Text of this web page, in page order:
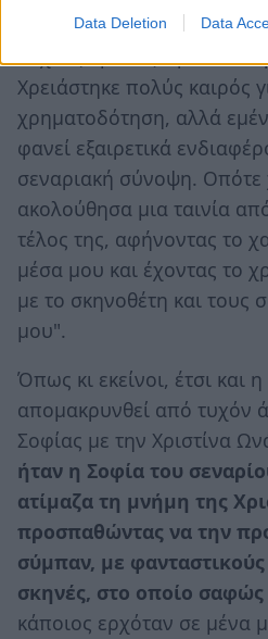
Data Deletion Data
"Μιλήσαμε πρώτη φορά γι’
Άνχελ (Χιμένεθ) πριν
Χρειάστηκε πολύς καιρός
χρηματοδότηση, αλλά
φανεί εξαιρετικά
σεναριακή σύνοψη. Οπότε
ακολούθησα μια ταινία
τέλος της, αφήνοντας το
μέσα μου και έχοντας το
με το σκηνοθέτη και τους
μου".
Όπως κι εκείνοι, έτσι και
απομακρυνθεί από τυχόν
Σοφίας με την Χριστίνα
ήταν η Σοφία του
ατίμαζα τη μνήμη της
προσπαθώντας να την
σύμπαν, με
σκηνές, στο οποίο σαφώς
κάποιος ερχόταν σε μένα